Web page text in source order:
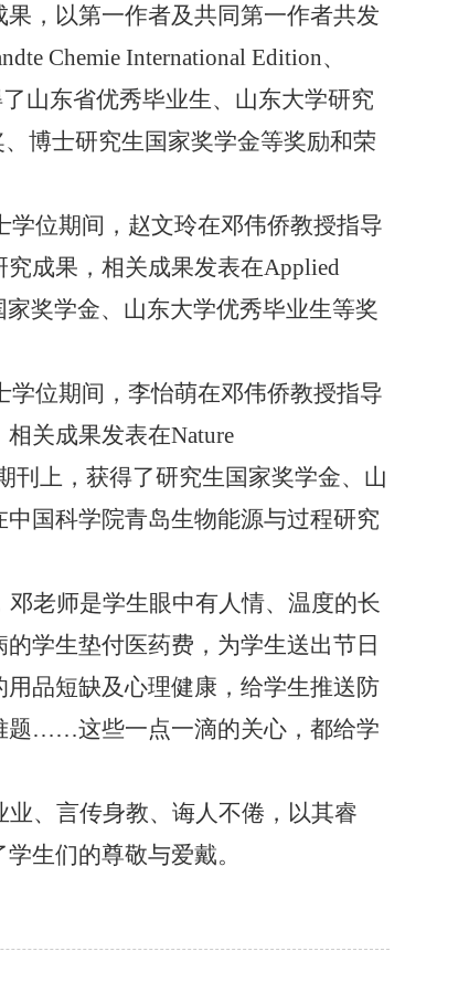
，以第一作者及共同第一作者共发
Chemie International Edition、
山东省优秀毕业生、山东大学研究
博士研究生国家奖学金等奖励和荣
学位期间，赵文玲在邓伟侨教授指导
成果，相关成果发表在Applied
家奖学金、山东大学优秀毕业生等奖
学位期间，李怡萌在邓伟侨教授指导
关成果发表在Nature
刊上，获得了研究生国家奖学金、山
国科学院青岛生物能源与过程研究
老师是学生眼中有人情、温度的长
学生垫付医药费，为学生送出节日
品短缺及心理健康，给学生推送防
题……这些一点一滴的关心，都给学
、言传身教、诲人不倦，以其睿
生们的尊敬与爱戴。